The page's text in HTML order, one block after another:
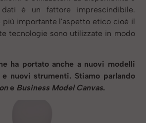
è un fattore imprescindibile.
più importante l'aspetto etico cioè il
tecnologie sono utilizzate in modo
ha portato anche a nuovi modelli
nuovi strumenti. Stiamo parlando
e Business Model Canvas.